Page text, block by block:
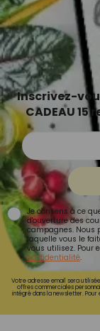
Inscrivez-
CADEAU 15
Je consens à ce
d'ouverture des
campagnes. Nous
laquelle vous le
vous utilisez. Pour
confidentialité.
Votre adresse email sera
offres commerciales
intégré dans la newsletter.